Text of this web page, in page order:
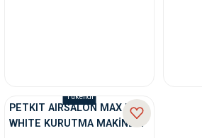
Tükendi
PETKIT AIRSALON MAX PRO
WHITE KURUTMA MAKİNESİ